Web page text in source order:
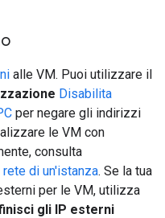
alle VM. Puoi utilizzare il
Disabilita
per negare gli indirizzi
le VM con
consulta
di un'istanza. Se la tua
per le VM, utilizza
gli IP esterni